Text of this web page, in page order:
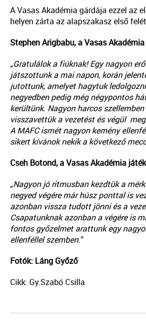
A Vasas Akadémia gárdája ezzel az
helyen zárta az alapszakasz első
Stephen Arigbabu, a Vasas
„Gratulálok a fiúknak! Egy nagyon
játszottunk a mai napon, korán
jutottunk, amelyet hagytuk
negyedben pedig még négypontos
kerültünk. Nagyon harcos
visszavettük a vezetést és végül
A MAFC ismét nagyon kemény
sikert kívánok nekik a következő
Cseh Botond, a Vasas Akadémia
„Nagyon jó ritmusban kezdtük a
negyed végére már húsz ponttal is
azonban vissza tudott jönni és a
Csapatunknak azonban a végére is
fontos győzelmet arattunk egy
ellenféllel szemben.”
Fotók: Láng Győző
Cikk: Gy.Szabó Csilla